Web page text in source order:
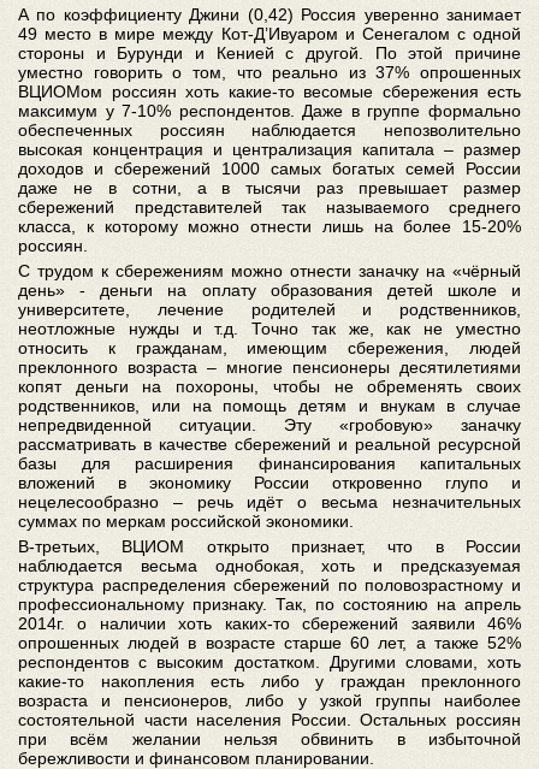
А по коэффициенту Джини (0,42) Россия уверенно занимает
49 место в мире между Кот-Д’Ивуаром и Сенегалом с одной
стороны и Бурунди и Кенией с другой. По этой причине
уместно говорить о том, что реально из 37% опрошенных
ВЦИОМом россиян хоть какие-то весомые сбережения есть
максимум у 7-10% респондентов. Даже в группе формально
обеспеченных россиян наблюдается непозволительно
высокая концентрация и централизация капитала – размер
доходов и сбережений 1000 самых богатых семей России
даже не в сотни, а в тысячи раз превышает размер
сбережений представителей так называемого среднего
класса, к которому можно отнести лишь на более 15-20%
россиян.
С трудом к сбережениям можно отнести заначку на «чёрный
день» - деньги на оплату образования детей школе и
университете, лечение родителей и родственников,
неотложные нужды и т.д. Точно так же, как не уместно
относить к гражданам, имеющим сбережения, людей
преклонного возраста – многие пенсионеры десятилетиями
копят деньги на похороны, чтобы не обременять своих
родственников, или на помощь детям и внукам в случае
непредвиденной ситуации. Эту «гробовую» заначку
рассматривать в качестве сбережений и реальной ресурсной
базы для расширения финансирования капитальных
вложений в экономику России откровенно глупо и
нецелесообразно – речь идёт о весьма незначительных
суммах по меркам российской экономики.
В-третьих, ВЦИОМ открыто признает, что в России
наблюдается весьма однобокая, хоть и предсказуемая
структура распределения сбережений по половозрастному и
профессиональному признаку. Так, по состоянию на апрель
2014г. о наличии хоть каких-то сбережений заявили 46%
опрошенных людей в возрасте старше 60 лет, а также 52%
респондентов с высоким достатком. Другими словами, хоть
какие-то накопления есть либо у граждан преклонного
возраста и пенсионеров, либо у узкой группы наиболее
состоятельной части населения России. Остальных россиян
при всём желании нельзя обвинить в избыточной
бережливости и финансовом планировании.